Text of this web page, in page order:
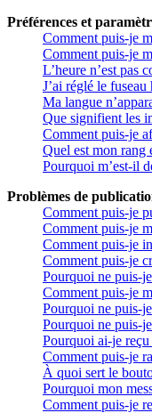
Préférences et
Comment puis-je
Comment puis-je
L’heure n’est pas
J’ai réglé le
Ma langue
Que signifient les
Comment puis-je
Quel est mon rang
Pourquoi m’est-il
Problèmes de
Comment puis-je
Comment puis-je
Comment puis-je
Comment puis-je
Pourquoi ne puis-
Comment puis-je
Pourquoi ne puis-
Pourquoi ne puis-
Pourquoi ai-je
Comment puis-je
À quoi sert le
Pourquoi mon
Comment puis-je